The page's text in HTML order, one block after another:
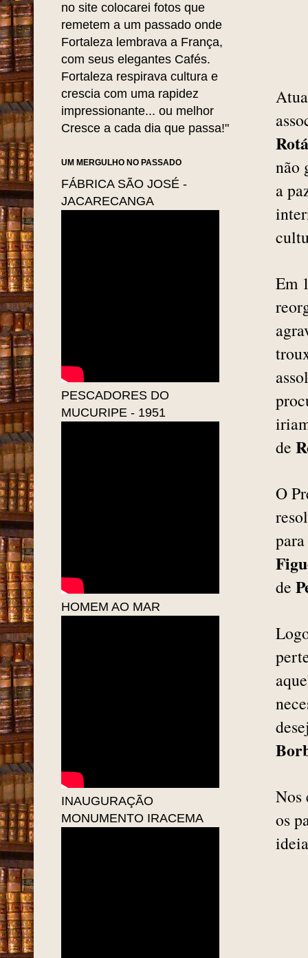
não
a
Em
de
O
de
Nos
os
no site colocarei fotos que
remetem a um passado onde
Fortaleza lembrava a França,
com seus elegantes Cafés.
Fortaleza respirava cultura e
crescia com uma rapidez
impressionante... ou melhor
Cresce a cada dia que passa!"
UM MERGULHO NO PASSADO
FÁBRICA SÃO JOSÉ -
JACARECANGA
PESCADORES DO
MUCURIPE - 1951
HOMEM AO MAR
INAUGURAÇÃO
MONUMENTO IRACEMA